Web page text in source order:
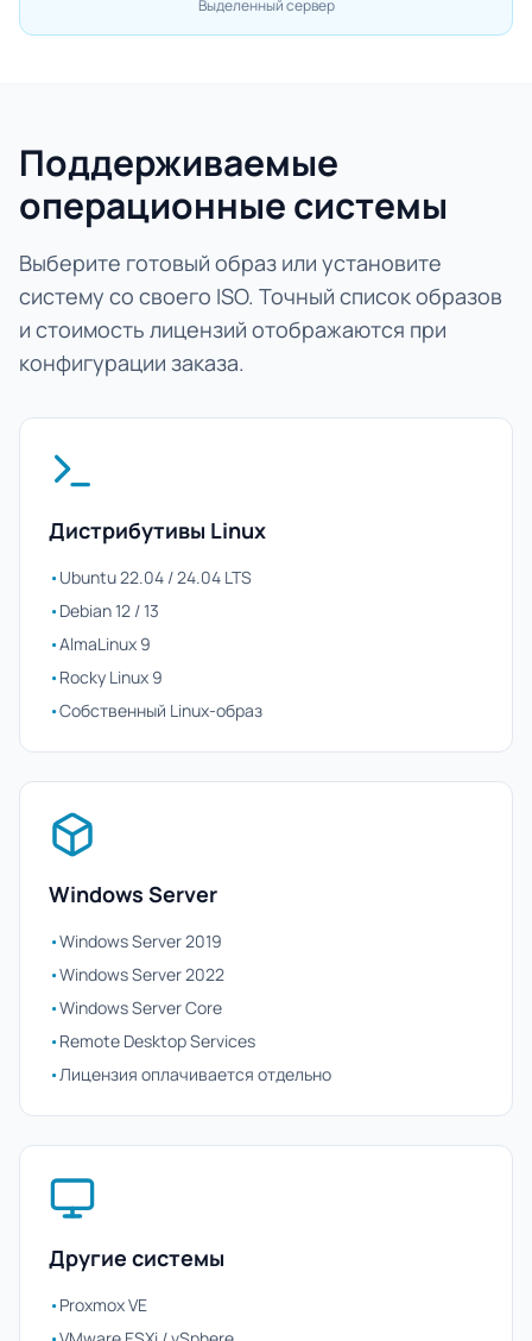
Выделенный сервер
Поддерживаемые
операционные системы
Выберите готовый образ или установите
систему со своего ISO. Точный список образов
и стоимость лицензий отображаются при
конфигурации заказа.
Дистрибутивы Linux
•Ubuntu 22.04 / 24.04 LTS
•Debian 12 / 13
•AlmaLinux 9
•Rocky Linux 9
•Собственный Linux-образ
Windows Server
•Windows Server 2019
•Windows Server 2022
•Windows Server Core
•Remote Desktop Services
•Лицензия оплачивается отдельно
Другие системы
•Proxmox VE